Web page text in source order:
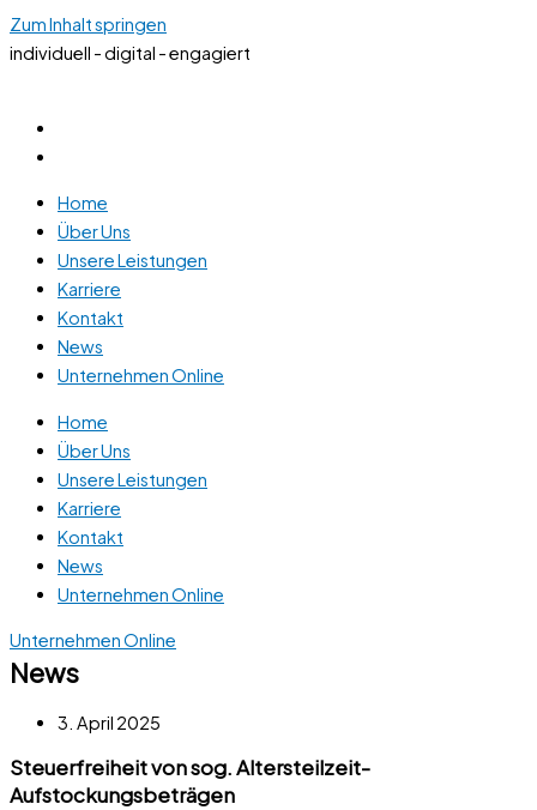
Zum Inhalt springen
individuell - digital - engagiert
Home
Über Uns
Unsere Leistungen
Karriere
Kontakt
News
Unternehmen Online
Home
Über Uns
Unsere Leistungen
Karriere
Kontakt
News
Unternehmen Online
Unternehmen Online
News
3. April 2025
Steuerfreiheit von sog. Altersteilzeit-
Aufstockungsbeträgen